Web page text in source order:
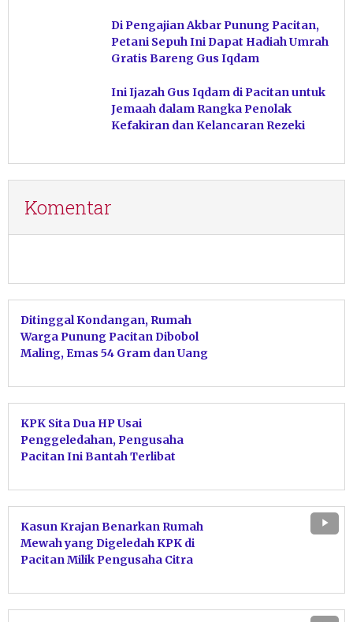
Di Pengajian Akbar Punung Pacitan,
Petani Sepuh Ini Dapat Hadiah Umrah
Gratis Bareng Gus Iqdam
Ini Ijazah Gus Iqdam di Pacitan untuk
Jemaah dalam Rangka Penolak
Kefakiran dan Kelancaran Rezeki
Komentar
Ditinggal Kondangan, Rumah
Warga Punung Pacitan Dibobol
Maling, Emas 54 Gram dan Uang
KPK Sita Dua HP Usai
Penggeledahan, Pengusaha
Pacitan Ini Bantah Terlibat
Kasun Krajan Benarkan Rumah
Mewah yang Digeledah KPK di
Pacitan Milik Pengusaha Citra